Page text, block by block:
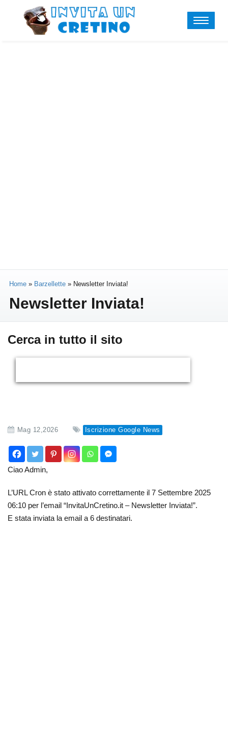
Home » Barzellette » Newsletter Inviata!
Newsletter Inviata!
Cerca in tutto il sito
Mag 12,2026 Iscrizione Google News
Ciao Admin,
L’URL Cron è stato attivato correttamente il 7 Settembre 2025
06:10 per l’email “InvitaUnCretino.it – Newsletter Inviata!”.
E stata inviata la email a 6 destinatari.